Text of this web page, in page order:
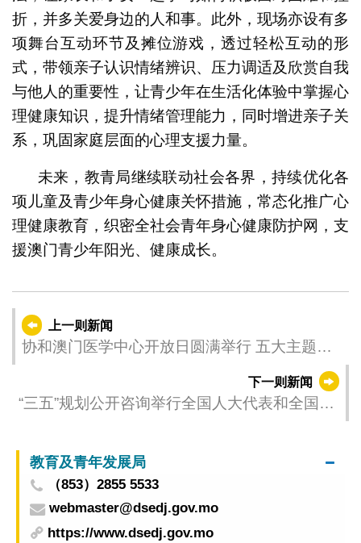
折，并多关爱身边的人和事。此外，现场亦设有多
项舞台互动环节及摊位游戏，透过轻松互动的形
式，带领亲子认识情绪辨识、压力调适及欣赏自我
与他人的重要性，让青少年在生活化体验中掌握心
理健康知识，提升情绪管理能力，同时增进亲子关
系，巩固家庭层面的心理支援力量。
未来，教青局继续联动社会各界，持续优化各
项儿童及青少年身心健康关怀措施，常态化推广心
理健康教育，织密全社会青年身心健康防护网，支
援澳门青少年阳光、健康成长。
上一则新闻
协和澳门医学中心开放日圆满举行 五大主题讲
下一则新闻
“三五”规划公开咨询举行全国人大代表和全国政
教育及青年发展局
（853）2855 5533
webmaster@dsedj.gov.mo
https://www.dsedj.gov.mo